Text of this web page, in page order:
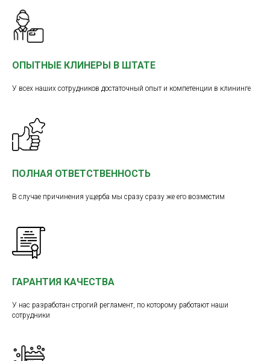
ОПЫТНЫЕ КЛИНЕРЫ В ШТАТЕ
У всех наших сотрудников достаточный опыт и компетенции в клининге
ПОЛНАЯ ОТВЕТСТВЕННОСТЬ
В случае причинения ущерба мы сразу сразу же его возместим
ГАРАНТИЯ КАЧЕСТВА
У нас разработан строгий регламент, по которому работают наши
сотрудники